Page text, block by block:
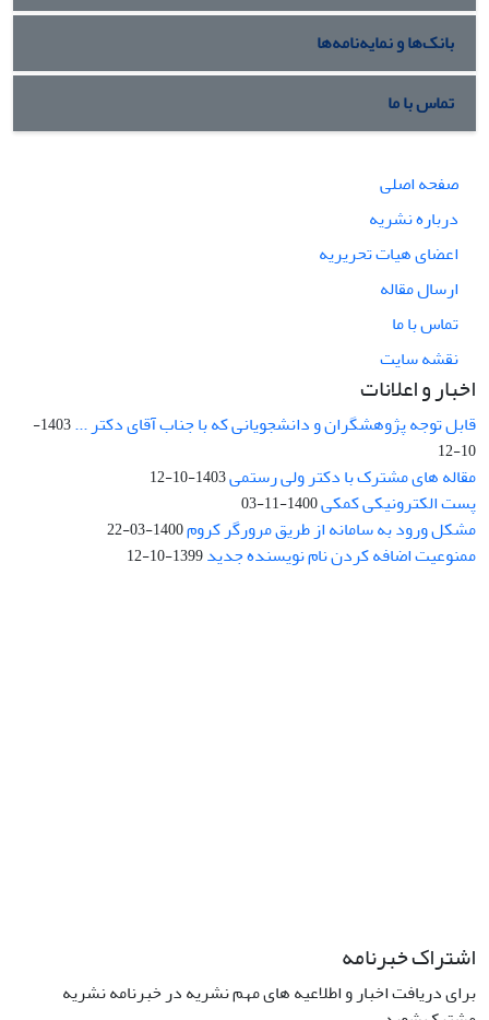
بانک‌ها و نمایه‌نامه‌ها
تماس با ما
صفحه اصلی
درباره نشریه
اعضای هیات تحریریه
ارسال مقاله
تماس با ما
نقشه سایت
اخبار و اعلانات
قابل توجه پژوهشگران و دانشجویانی که با جناب آقای دکتر ...
1403-
10-12
مقاله های مشترک با دکتر ولی رستمی1403-10-12
پست الکترونیکی کمکی1400-11-03
مشکل ورود به سامانه از طریق مرورگر کروم1400-03-22
ممنوعیت اضافه کردن نام نویسنده جدید1399-10-12
اشتراک خبرنامه
برای دریافت اخبار و اطلاعیه های مهم نشریه در خبرنامه نشریه